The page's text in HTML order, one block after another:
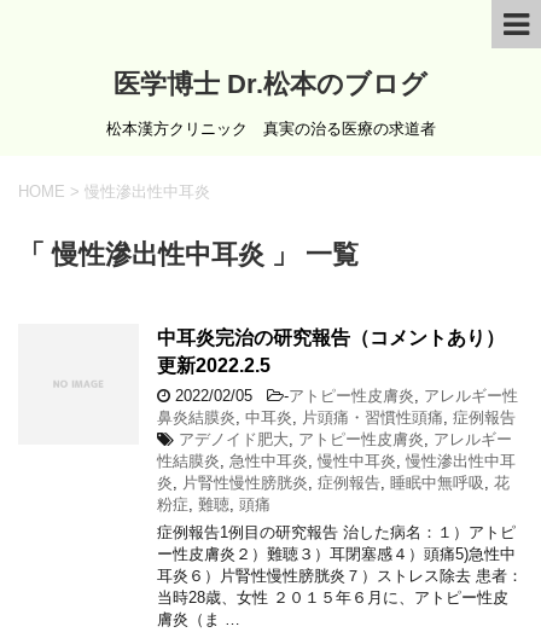
医学博士 Dr.松本のブログ
松本漢方クリニック 真実の治る医療の求道者
HOME > 慢性滲出性中耳炎
「 慢性滲出性中耳炎 」 一覧
中耳炎完治の研究報告（コメントあり）
更新2022.2.5
2022/02/05 -アトピー性皮膚炎
アレルギー性
鼻炎結膜炎 中耳炎 片頭痛・習慣性頭痛 症例報告
アデノイド肥大 アトピー性皮膚炎
アレルギー
性結膜炎
急性中耳炎 慢性中耳炎 慢性滲出性中耳
炎
片腎性慢性膀胱炎 症例報告 睡眠中無呼吸
花
粉症 難聴 頭痛
症例報告1例目の研究報告 治した病名：１）アトピ
ー性皮膚炎２）難聴３）耳閉塞感４）頭痛5)急性中
耳炎６）片腎性慢性膀胱炎７）ストレス除去 患者：
当時28歳、女性 ２０１５年６月に、アトピー性皮
膚炎（ま …